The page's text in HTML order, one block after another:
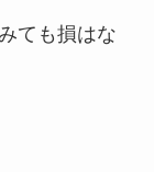
ても損はな